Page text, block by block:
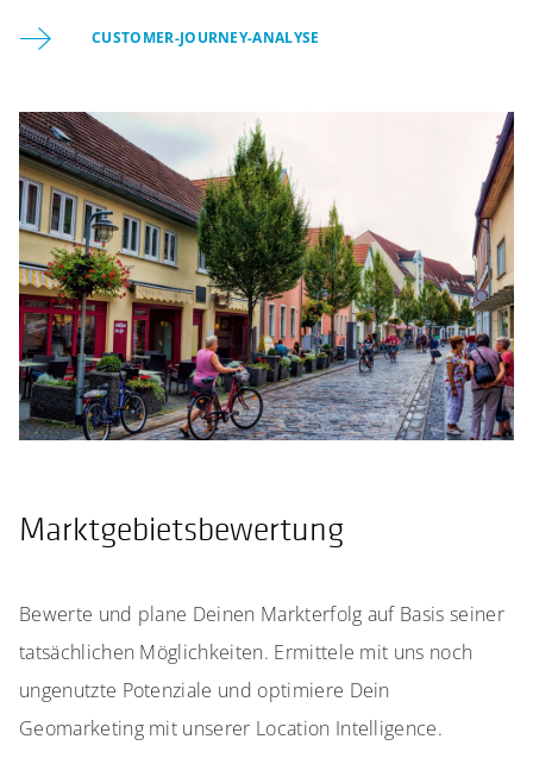
CUSTOMER-JOURNEY-ANALYSE
Marktgebietsbewertung
Bewerte und plane Deinen Markterfolg auf Basis seiner
tatsächlichen Möglichkeiten. Ermittele mit uns noch
ungenutzte Potenziale und optimiere Dein
Geomarketing mit unserer Location Intelligence.